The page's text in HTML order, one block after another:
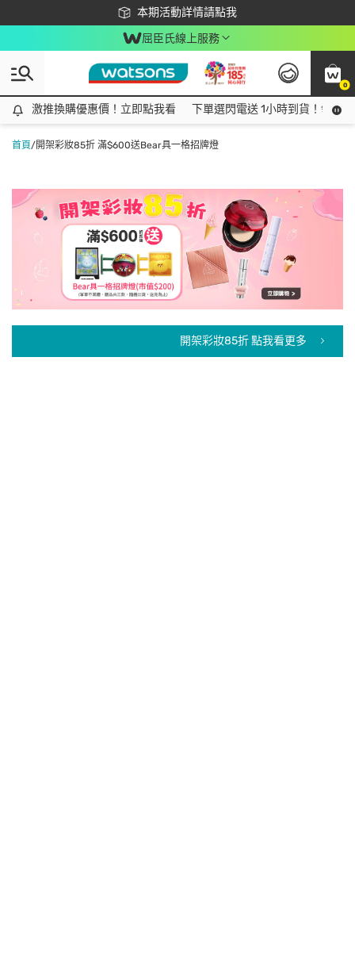
本期活動詳情請點我
下載app最高回饋$350
屈臣氏線上服務
0
激推換購優惠價！立即點我看
激推換購優惠價！立即點我看 下單選閃電送 1小時到貨！領神
首頁/開架彩妝85折 滿$600送Bear具一格招牌燈
開架彩妝85折 點我看更多